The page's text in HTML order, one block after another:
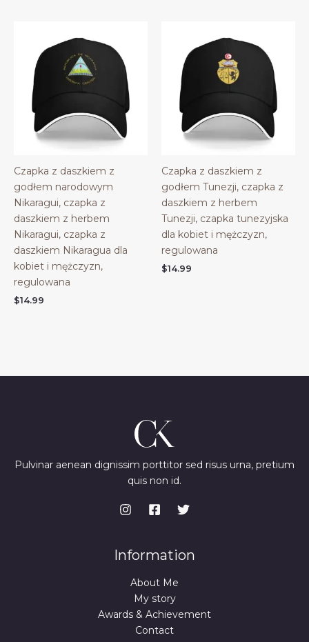
Czapka z daszkiem z
godłem narodowym
Nikaragui, czapka z
daszkiem z herbem
Nikaragui, czapka z
daszkiem Nikaragua dla
kobiet i mężczyzn,
regulowana
$14.99
Czapka z daszkiem z
godłem Tunezji, czapka z
daszkiem z herbem
Tunezji, czapka tunezyjska
dla kobiet i mężczyzn,
regulowana
$14.99
Pulvinar aenean dignissim porttitor sed risus urna, pretium
quis non id.
Information
About Me
My story
Awards & Achievement
Contact